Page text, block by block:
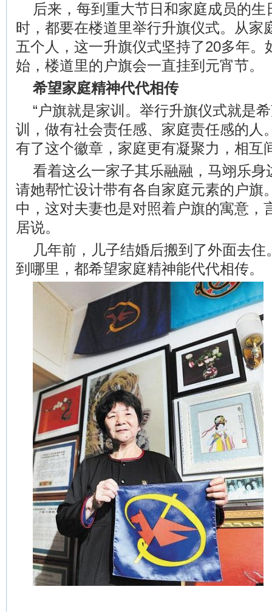
后来，每到重大节日和家庭成员的
时，都要在楼道里举行升旗仪式。从家
五个人，这一升旗仪式坚持了20多年。
始，楼道里的户旗会一直挂到元宵节。
希望家庭精神代代相传
“户旗就是家训。举行升旗仪式就是
训，做有社会责任感、家庭责任感的人
有了这个徽章，家庭更有凝聚力，相互
看着这么一家子其乐融融，马翊乐身
请她帮忙设计带有各自家庭元素的户旗
中，这对夫妻也是对照着户旗的寓意，
居说。
几年前，儿子结婚后搬到了外面去
到哪里，都希望家庭精神能代代相传。